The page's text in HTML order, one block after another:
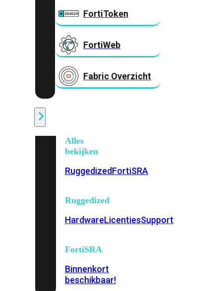
FortiToken
FortiWeb
Fabric Overzicht
Alles
bekijken
RuggedizedFortiSRA
Ruggedized
HardwareLicentiesSupport
FortiSRA
Binnenkort
beschikbaar!